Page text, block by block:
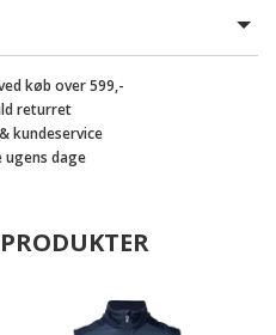
køb over 599,-
returret
kundeservice
ugens dage